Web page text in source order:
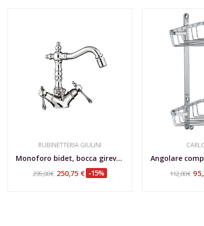
RUBINETTERIA GIULINI
Monoforo bidet, bocca girevole con scarico, Londra
295,00 € 250,75 € -15% 112,00 €